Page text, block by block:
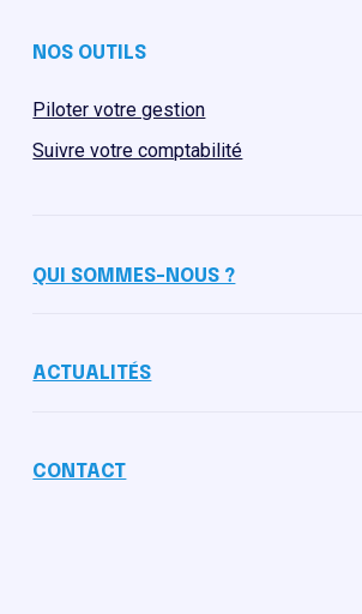
NOS OUTILS
Piloter votre gestion
Suivre votre comptabilité
QUI SOMMES-NOUS ?
ACTUALITÉS
CONTACT